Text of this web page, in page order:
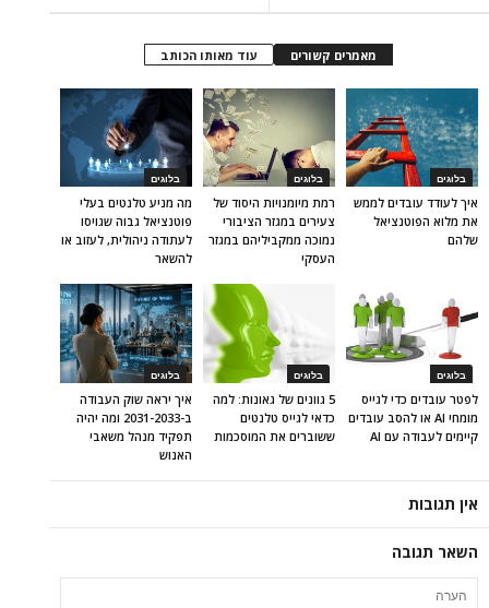
מאמרים קשורים עוד מאותו הכותב
בלוגים
מה מניע טלנטים בעלי
פוטנציאל גבוה שגויסו
לעתודה ניהולית, לעזוב או
להשאר
בלוגים
רמת מיומנויות היסוד של
צעירים במגזר הציבורי
נמוכה ממקביליהם במגזר
העסקי
בלוגים
איך לעודד עובדים לממש
את מלוא הפוטנציאל
שלהם
בלוגים
איך יראה שוק העבודה
ב-2031-2033 ומה יהיה
תפקיד מנהל משאבי
האנוש
בלוגים
5 גוונים של גאונות: למה
כדאי לגייס טלנטים
ששוברים את המוסכמות
בלוגים
לפטר עובדים כדי לגייס
מומחי AI או להסב עובדים
קיימים לעבודה עם AI
אין תגובות
השאר תגובה